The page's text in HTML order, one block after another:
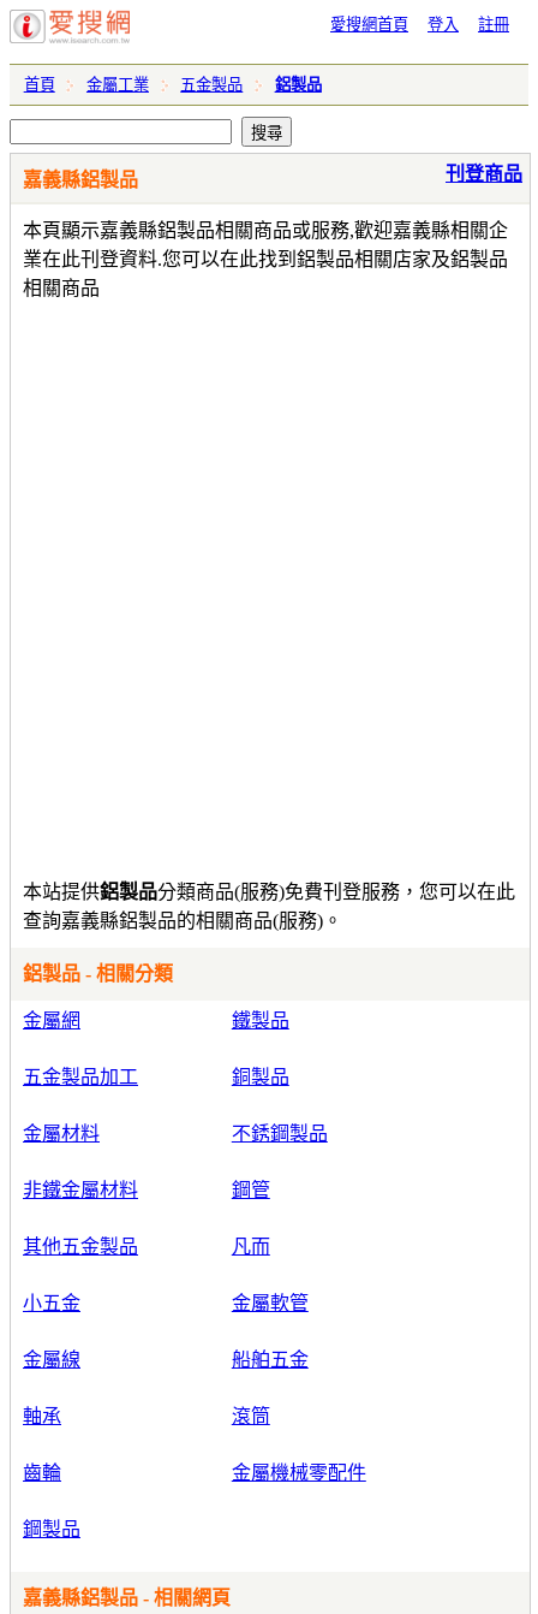
愛搜網首頁 登入 註冊
首頁 金屬工業 五金製品 鋁製品
嘉義縣鋁製品
本頁顯示嘉義縣鋁製品相關商品或服務,歡迎嘉義縣相關企
業在此刊登資料.您可以在此找到鋁製品相關店家及鋁製品
相關商品
刊登商品
本站提供鋁製品分類商品(服務)免費刊登服務，您可以在此
查詢嘉義縣鋁製品的相關商品(服務)。
鋁製品 - 相關分類
金屬網 鐵製品
五金製品加工 銅製品
金屬材料 不銹鋼製品
非鐵金屬材料 鋼管
其他五金製品 凡而
小五金 金屬軟管
金屬線 船舶五金
軸承 滾筒
齒輪 金屬機械零配件
鋼製品
嘉義縣鋁製品 - 相關網頁